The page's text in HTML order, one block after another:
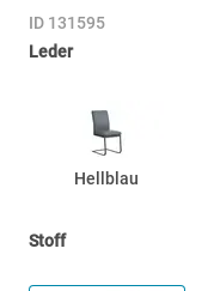
ID 131595
Leder
Hellblau
Stoff